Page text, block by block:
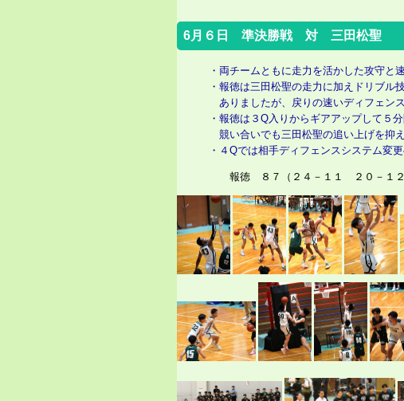
6月６日 準決勝戦 対 三田松聖
・両チームともに走力を活かした攻守と
・報徳は三田松聖の走力に加えドリブ
ありましたが、戻りの速いディフェン
・報徳は３Q入りからギアアップして５
競い合いでも三田松聖の追い上げを抑え
・４Qでは相手ディフェンスシステム変
報徳 ８７（２４－１１ ２０－１